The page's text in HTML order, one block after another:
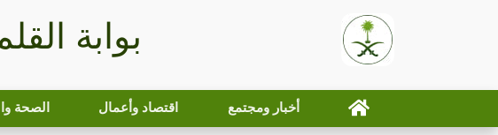
بوابة
أخبار ومجتمع اقتصاد وأعمال الصحة